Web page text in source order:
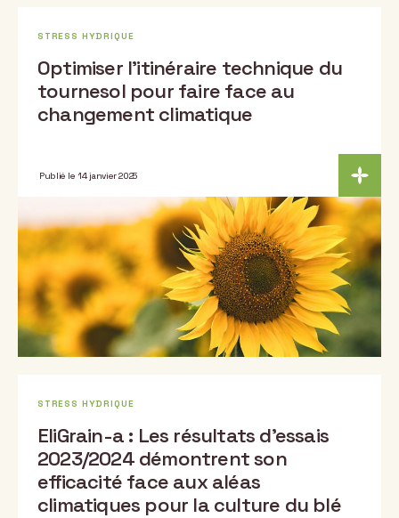
STRESS HYDRIQUE
Optimiser l’itinéraire technique du
tournesol pour faire face au
changement climatique
Publié le 14 janvier 2025
STRESS HYDRIQUE
EliGrain-a : Les résultats d’essais
2023/2024 démontrent son
efficacité face aux aléas
climatiques pour la culture du blé